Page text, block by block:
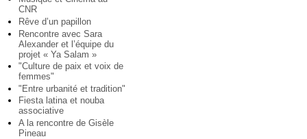
CNR
Rêve d’un papillon
Rencontre avec Sara
Alexander et l’équipe du
projet « Ya Salam »
"Culture de paix et voix de
femmes"
"Entre urbanité et tradition"
Fiesta latina et nouba
associative
A la rencontre de Gisèle
Pineau